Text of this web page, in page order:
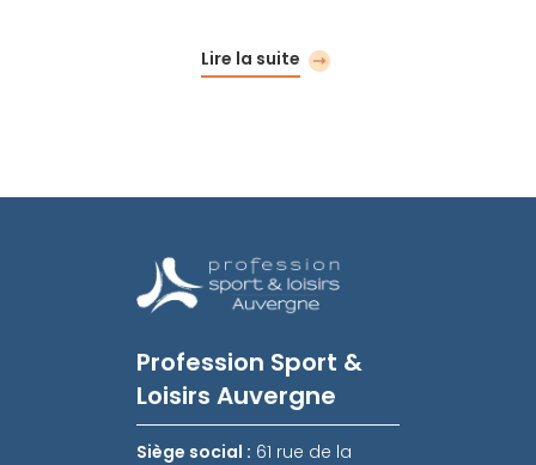
Lire la suite
Profession Sport &
Loisirs Auvergne
Siège social : 61 rue de la